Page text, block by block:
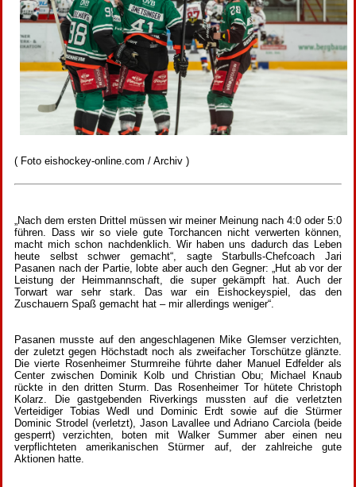
( Foto eishockey-online.com / Archiv )
„Nach dem ersten Drittel müssen wir meiner Meinung nach 4:0 oder 5:0
führen. Dass wir so viele gute Torchancen nicht verwerten können,
macht mich schon nachdenklich. Wir haben uns dadurch das Leben
heute selbst schwer gemacht“, sagte Starbulls-Chefcoach Jari
Pasanen nach der Partie, lobte aber auch den Gegner: „Hut ab vor der
Leistung der Heimmannschaft, die super gekämpft hat. Auch der
Torwart war sehr stark. Das war ein Eishockeyspiel, das den
Zuschauern Spaß gemacht hat – mir allerdings weniger“.
Pasanen musste auf den angeschlagenen Mike Glemser verzichten,
der zuletzt gegen Höchstadt noch als zweifacher Torschütze glänzte.
Die vierte Rosenheimer Sturmreihe führte daher Manuel Edfelder als
Center zwischen Dominik Kolb und Christian Obu; Michael Knaub
rückte in den dritten Sturm. Das Rosenheimer Tor hütete Christoph
Kolarz. Die gastgebenden Riverkings mussten auf die verletzten
Verteidiger Tobias Wedl und Dominic Erdt sowie auf die Stürmer
Dominic Strodel (verletzt), Jason Lavallee und Adriano Carciola (beide
gesperrt) verzichten, boten mit Walker Summer aber einen neu
verpflichteten amerikanischen Stürmer auf, der zahlreiche gute
Aktionen hatte.